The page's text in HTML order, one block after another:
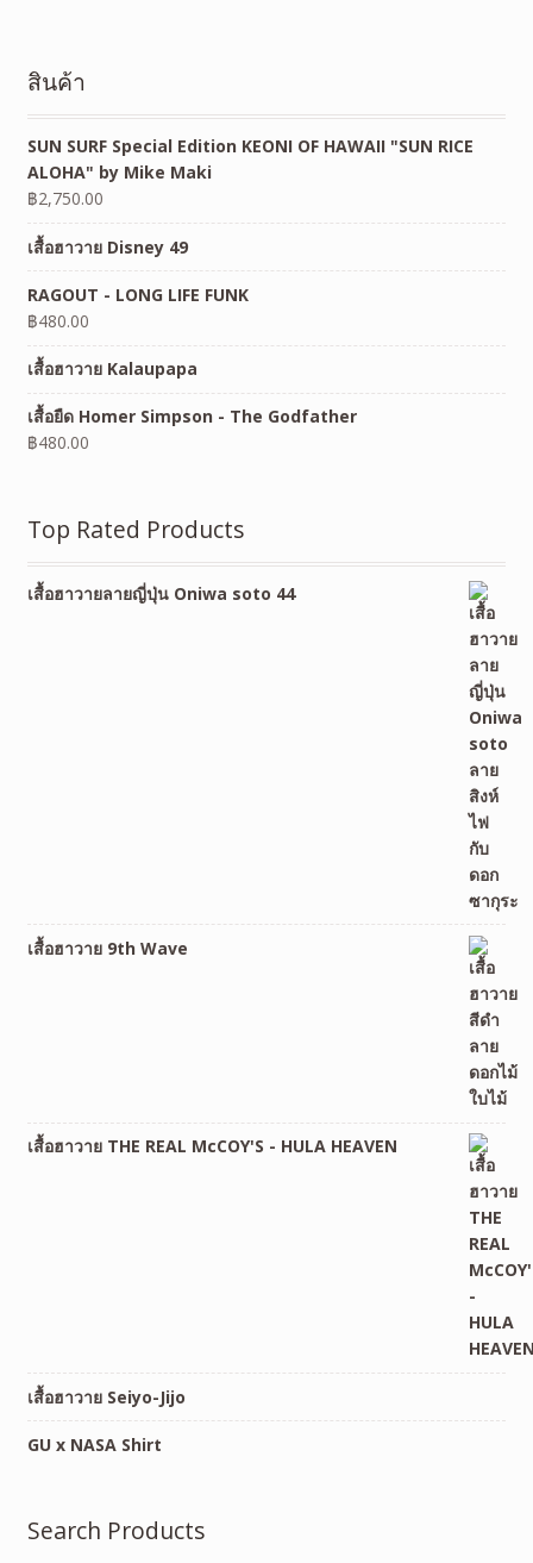
สินค้า
SUN SURF Special Edition KEONI OF HAWAII "SUN RICE
ALOHA" by Mike Maki
฿2,750.00
เสื้อฮาวาย Disney 49
RAGOUT - LONG LIFE FUNK
฿480.00
เสื้อฮาวาย Kalaupapa
เสื้อยืด Homer Simpson - The Godfather
฿480.00
Top Rated Products
เสื้อฮาวายลายญี่ปุ่น Oniwa soto 44
เสื้อฮาวาย 9th Wave
เสื้อฮาวาย THE REAL McCOY'S - HULA HEAVEN
เสื้อฮาวาย Seiyo-Jijo
GU x NASA Shirt
Search Products